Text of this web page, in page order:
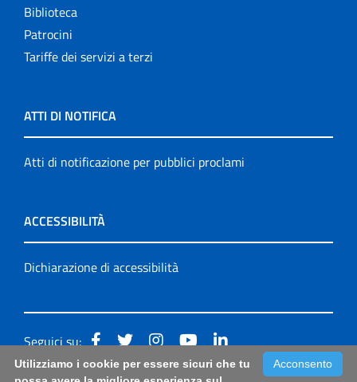
Biblioteca
Patrocini
Tariffe dei servizi a terzi
ATTI DI NOTIFICA
Atti di notificazione per pubblici proclami
ACCESSIBILITÀ
Dichiarazione di accessibilità
Seguici su:
Acconsento
Utilizziamo i cookie per essere sicuri che tu